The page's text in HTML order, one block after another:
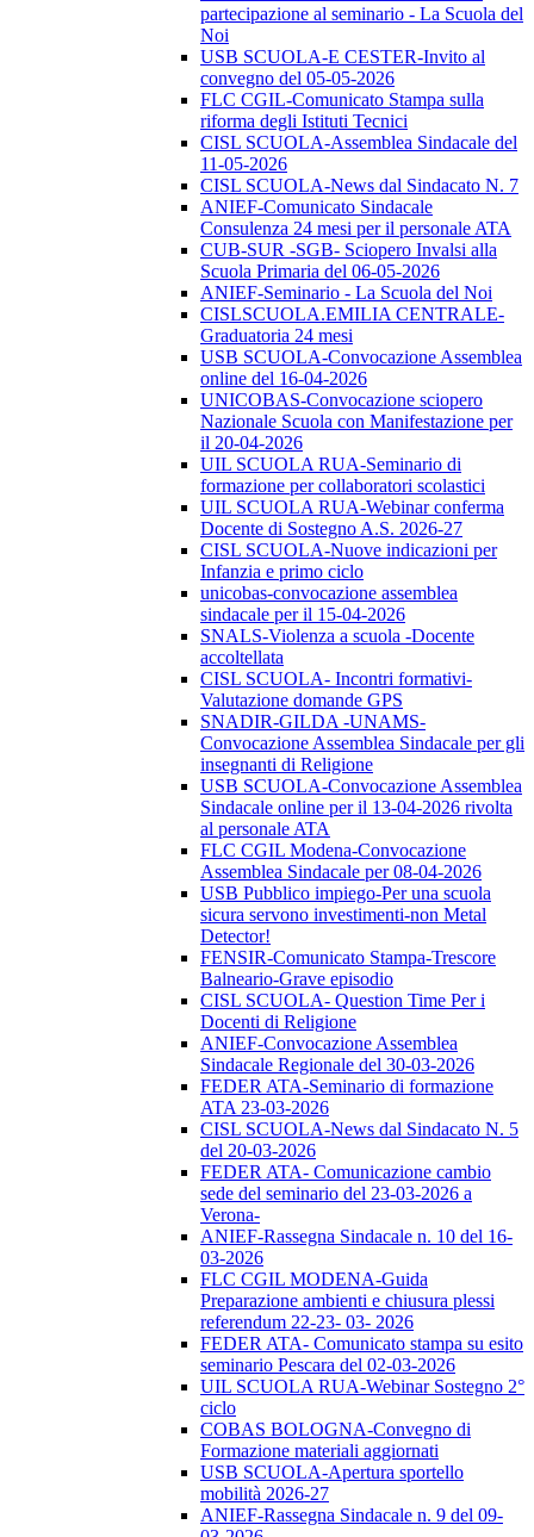
partecipazione al seminario - La Scuola del
Noi
USB SCUOLA-E CESTER-Invito al
convegno del 05-05-2026
FLC CGIL-Comunicato Stampa sulla
riforma degli Istituti Tecnici
CISL SCUOLA-Assemblea Sindacale del
11-05-2026
CISL SCUOLA-News dal Sindacato N. 7
ANIEF-Comunicato Sindacale
Consulenza 24 mesi per il personale ATA
CUB-SUR -SGB- Sciopero Invalsi alla
Scuola Primaria del 06-05-2026
ANIEF-Seminario - La Scuola del Noi
CISLSCUOLA.EMILIA CENTRALE-
Graduatoria 24 mesi
USB SCUOLA-Convocazione Assemblea
online del 16-04-2026
UNICOBAS-Convocazione sciopero
Nazionale Scuola con Manifestazione per
il 20-04-2026
UIL SCUOLA RUA-Seminario di
formazione per collaboratori scolastici
UIL SCUOLA RUA-Webinar conferma
Docente di Sostegno A.S. 2026-27
CISL SCUOLA-Nuove indicazioni per
Infanzia e primo ciclo
unicobas-convocazione assemblea
sindacale per il 15-04-2026
SNALS-Violenza a scuola -Docente
accoltellata
CISL SCUOLA- Incontri formativi-
Valutazione domande GPS
SNADIR-GILDA -UNAMS-
Convocazione Assemblea Sindacale per gli
insegnanti di Religione
USB SCUOLA-Convocazione Assemblea
Sindacale online per il 13-04-2026 rivolta
al personale ATA
FLC CGIL Modena-Convocazione
Assemblea Sindacale per 08-04-2026
USB Pubblico impiego-Per una scuola
sicura servono investimenti-non Metal
Detector!
FENSIR-Comunicato Stampa-Trescore
Balneario-Grave episodio
CISL SCUOLA- Question Time Per i
Docenti di Religione
ANIEF-Convocazione Assemblea
Sindacale Regionale del 30-03-2026
FEDER ATA-Seminario di formazione
ATA 23-03-2026
CISL SCUOLA-News dal Sindacato N. 5
del 20-03-2026
FEDER ATA- Comunicazione cambio
sede del seminario del 23-03-2026 a
Verona-
ANIEF-Rassegna Sindacale n. 10 del 16-
03-2026
FLC CGIL MODENA-Guida
Preparazione ambienti e chiusura plessi
referendum 22-23- 03- 2026
FEDER ATA- Comunicato stampa su esito
seminario Pescara del 02-03-2026
UIL SCUOLA RUA-Webinar Sostegno 2°
ciclo
COBAS BOLOGNA-Convegno di
Formazione materiali aggiornati
USB SCUOLA-Apertura sportello
mobilità 2026-27
ANIEF-Rassegna Sindacale n. 9 del 09-